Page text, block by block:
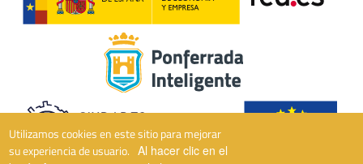
Utilizamos cookies en este sitio para mejorar
su experiencia de usuario. Al hacer clic en el